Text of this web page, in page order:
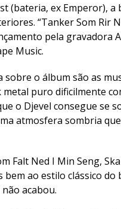
(bateria, ex Emperor),
“Tanker Som Rir
pela gravadora
Music.
sobre o álbum são as
puro dificilmente
o Djevel consegue se
atmosfera sombria
Falt Ned I Min Seng,
ao estilo clássico
acabou.